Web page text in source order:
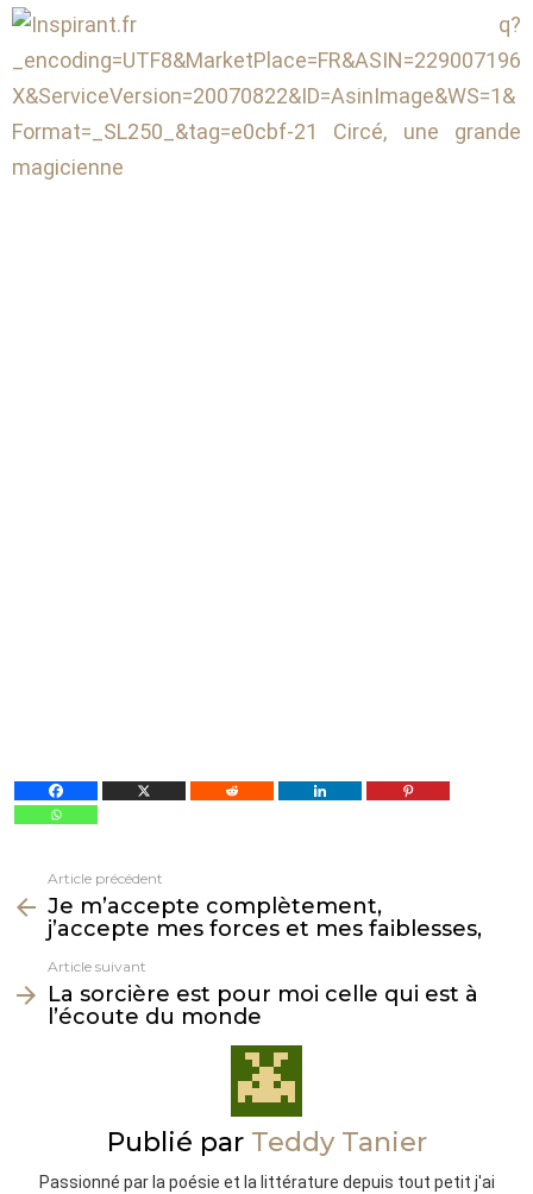
plus
Article précédent
Je m’accepte complètement,
j’accepte mes forces et mes faiblesses,
Article suivant
La sorcière est pour moi celle qui est à
l’écoute du monde
Publié par Teddy Tanier
Passionné par la poésie et la littérature depuis tout petit j'ai